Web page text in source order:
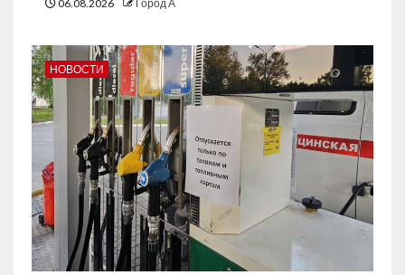
06.08.2026 Город А
НОВОСТИ